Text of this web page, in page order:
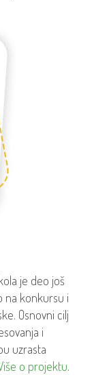
je deo još
na konkursu i
Osnovni cilj
i
uzrasta
o projektu.